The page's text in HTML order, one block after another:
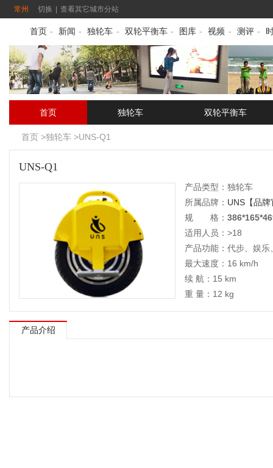
常州 切换 查看其它城市分站
首页 - 新闻 - 独轮车 - 双轮平衡车 - 图库 - 视频 - 测评 -
首页 独轮车 双轮平衡车
首页 >独轮车 >UNS-Q1
UNS-Q1
产品类型： 独轮车
所属品牌： UNS 【品
规 格：
适用人员：>18
产品功能：代步、娱乐
最大速度：16 km/h
续 航：15 km
重 量：12 kg
产品介绍